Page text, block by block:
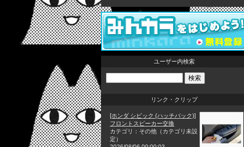
ユーザー内検索
リンク・クリップ
[ホンダ シビック (ハッチバック)]
フロントスピーカー交換
カテゴリ：その他（カテゴリ未設
定）